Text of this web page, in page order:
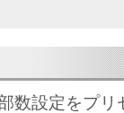
数設定をプ